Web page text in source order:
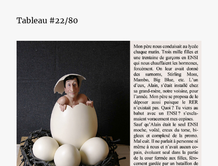
Tableau #22/80